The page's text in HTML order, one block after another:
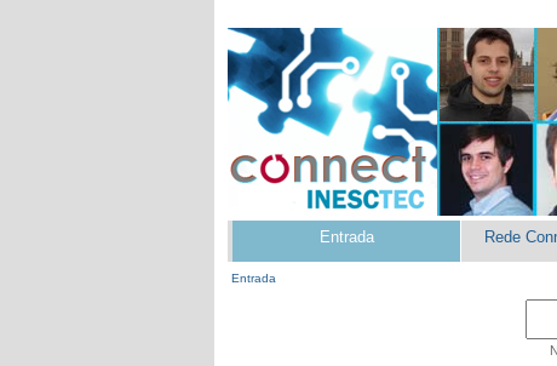
para
o
conteúdo.
|
a
navegação
Pessoais
Secções
Entrada Rede
Entrada